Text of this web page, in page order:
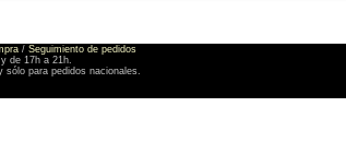
/ Seguimiento de pedidos
de 17h a 21h.
para pedidos nacionales.